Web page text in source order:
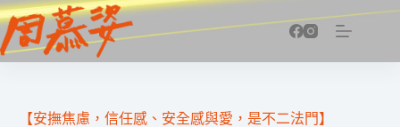
跳
至
主
【安撫焦慮，信任感、安全感與愛，是不二法門】